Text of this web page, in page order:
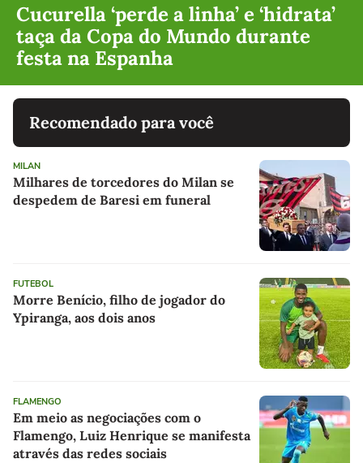
Cucurella ‘perde a linha’ e ‘hidrata’
taça da Copa do Mundo durante
festa na Espanha
Recomendado para você
MILAN
Milhares de torcedores do Milan se
despedem de Baresi em funeral
FUTEBOL
Morre Benício, filho de jogador do
Ypiranga, aos dois anos
FLAMENGO
Em meio as negociações com o
Flamengo, Luiz Henrique se manifesta
através das redes sociais